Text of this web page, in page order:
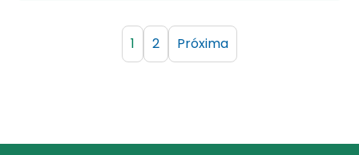
1 2 Próxima